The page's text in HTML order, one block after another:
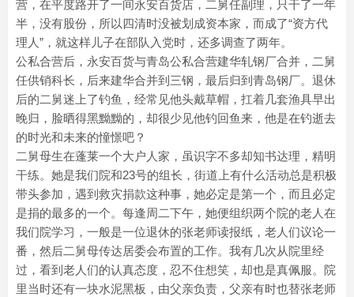
营，在平度路开了一间永安百货店，二舅任副理，只干了一年
半，没有股份，所以四清时没被划成资本家，而成了“资方代
理人”，就这样儿子在部队入党时，还多调查了两年。
公私合营后，永安百货与青岛公私合营建华轧钢厂合并，二舅
任供销科长，后来建华合并到三钢，最后归到青岛钢厂。退休
后的二舅迷上了钓鱼，经常见他头戴草帽，扛着几套渔具早出
晚归，脸晒得黑黝黝的，却很少见他钓回鱼来，他是在钓逝去
的时光和未来的憧憬吧？
二舅母生在蓬莱一个大户人家，虽识字不多却知书达理，精明
干练。她是我们院和23号的组长，街道上有什么活动总是积极
带头参加，遇到救灾捐款这种事，她必定是第一个，而且必定
是捐的最多的一个。每逢周二下午，她便组织两个院的老人在
我们院学习，一般是一位退休的张老师读报纸，老人们议论一
番，然后二舅母传达居委会布置的工作。我有几次从院里经
过，看到老人们的认真态度，忍不住想笑，却也是真佩服。院
里当时还有一块水泥黑板，由父亲负责，父亲有时也替张老师